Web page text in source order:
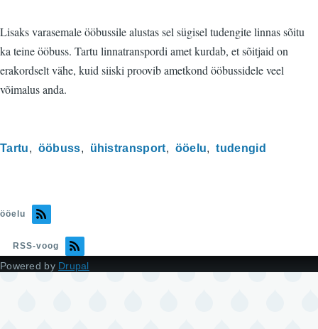
Lisaks varasemale ööbussile alustas sel sügisel tudengite linnas sõitu
ka teine ööbuss. Tartu linnatranspordi amet kurdab, et sõitjaid on
erakordselt vähe, kuid siiski proovib ametkond ööbussidele veel
võimalus anda.
Tartu ööbuss ühistransport ööelu tudengid
ööelu
RSS-voog
Powered by Drupal